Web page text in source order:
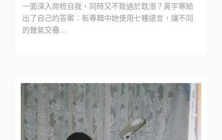
一面深入爬梳自我，同時又不致過於耽溺？黃宇寒給
出了自己的答案：新專輯中她使用七種語言，讓不同
的聲氣交疊…